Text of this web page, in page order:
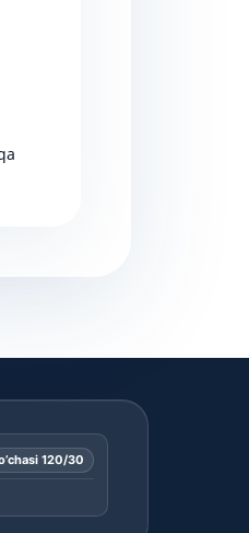
120/30